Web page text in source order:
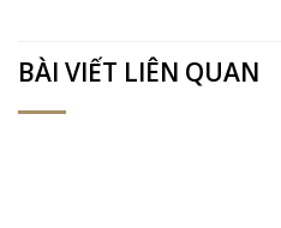
BÀI VIẾT LIÊN QUAN